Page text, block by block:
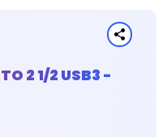
2 1/2 USB3 -